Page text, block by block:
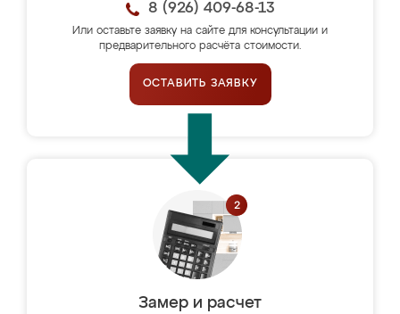
8 (926) 409-68-13
Или оставьте заявку на сайте для консультации и
предварительного расчёта стоимости.
ОСТАВИТЬ ЗАЯВКУ
Замер и расчет